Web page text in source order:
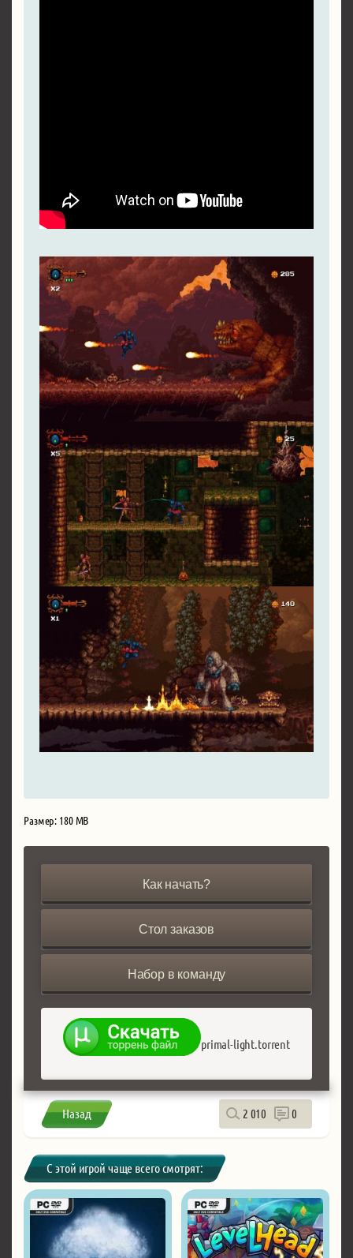
Размер: 180 MB
Как начать?
Стол заказов
Набор в команду
primal-light.torrent
Назад 2 010 0
С этой игрой чаще всего смотрят: